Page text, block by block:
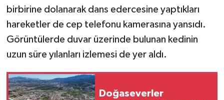
birbirine dolanarak dans edercesine yaptıkları
hareketler de cep telefonu kamerasına yansıdı.
Görüntülerde duvar üzerinde bulunan kedinin
uzun süre yılanları izlemesi de yer aldı.
Doğaseverler